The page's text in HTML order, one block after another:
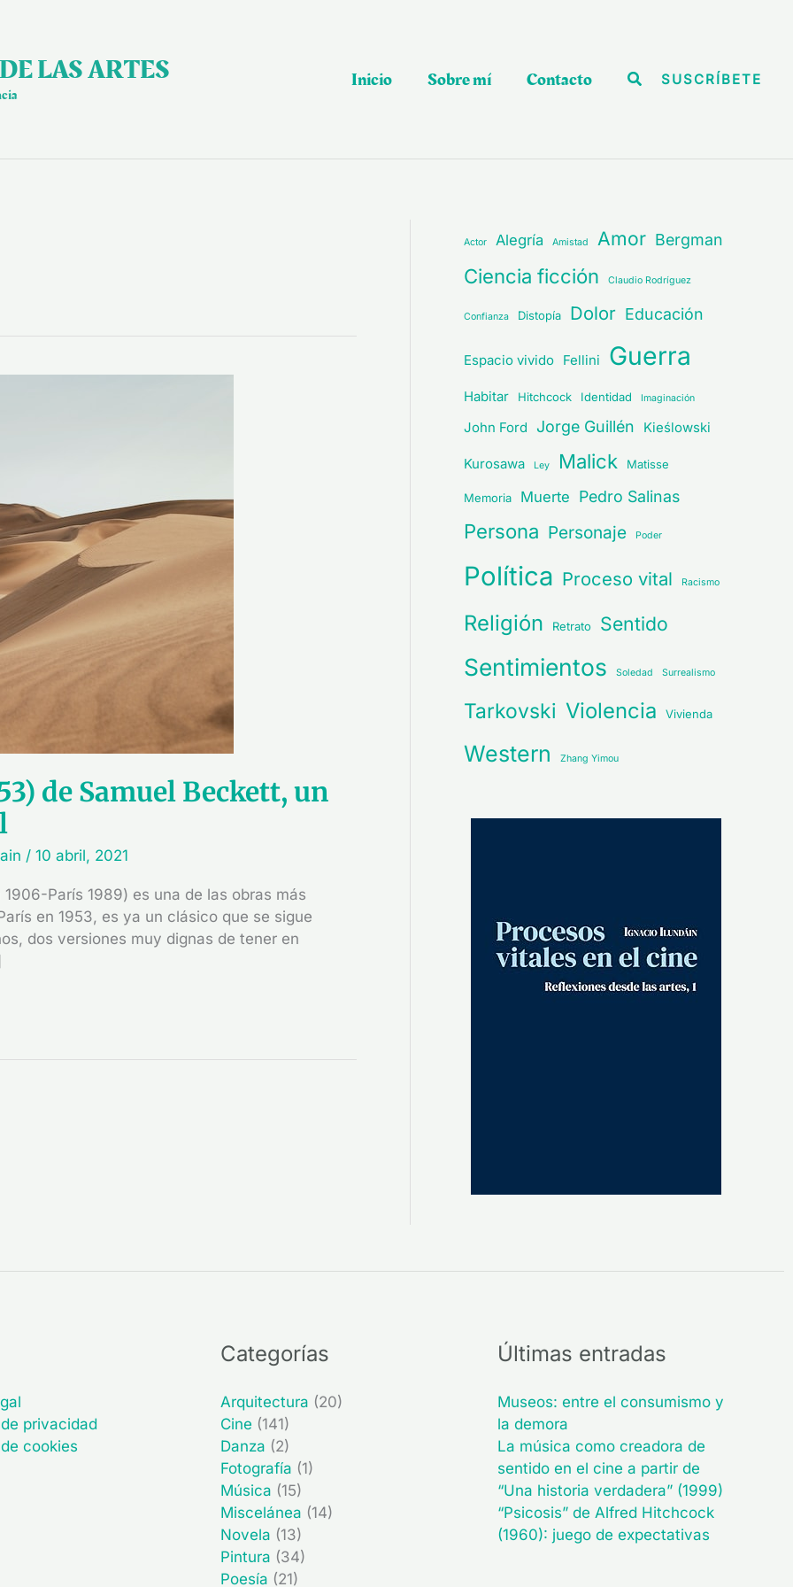
LAS ARTES Inicio Sobre mí Contacto BuscarSUSCRÍBETE
de Samuel Beckett, un
/ 10 abril, 2021
París 1989) es una de las obras más
en 1953, es ya un clásico que se sigue
dos versiones muy dignas de tener en
Actor Alegría Amistad Amor Bergman
Ciencia ficción Claudio Rodríguez
Confianza Distopía Dolor Educación
Espacio vivido Fellini Guerra
Habitar Hitchcock Identidad Imaginación
John Ford Jorge Guillén Kieślowski
Kurosawa Ley Malick Matisse
Memoria Muerte Pedro Salinas
Persona Personaje Poder
Política Proceso vital Racismo
Religión Retrato Sentido
Sentimientos Soledad Surrealismo
Tarkovski Violencia Vivienda
Western Zhang Yimou
privacidad
cookies
Categorías
Arquitectura (20)
Cine (141)
Danza (2)
Fotografía (1)
Música (15)
Miscelánea (14)
Novela (13)
Pintura (34)
Poesía (21)
Últimas entradas
Museos: entre el consumismo y
la demora
La música como creadora de
sentido en el cine a partir de
“Una historia verdadera” (1999)
“Psicosis” de Alfred Hitchcock
(1960): juego de expectativas